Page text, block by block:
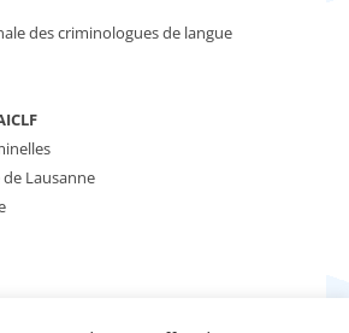
des criminologues de langue
Lausanne